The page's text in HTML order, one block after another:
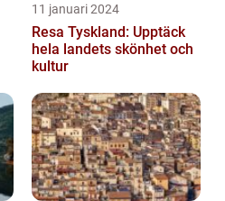
11 januari 2024
Resa Tyskland: Upptäck
hela landets skönhet och
kultur